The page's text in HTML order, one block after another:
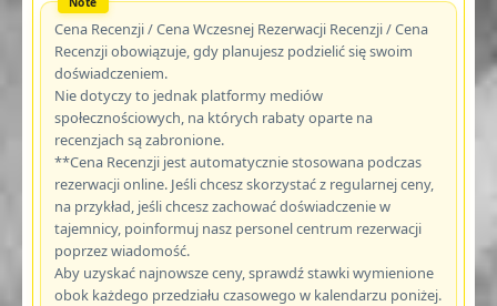
Cena Recenzji / Cena Wczesnej Rezerwacji Recenzji / Cena
Recenzji obowiązuje, gdy planujesz podzielić się swoim
doświadczeniem.
Nie dotyczy to jednak platformy mediów
społecznościowych, na których rabaty oparte na
recenzjach są zabronione.
**Cena Recenzji jest automatycznie stosowana podczas
rezerwacji online. Jeśli chcesz skorzystać z regularnej ceny,
na przykład, jeśli chcesz zachować doświadczenie w
tajemnicy, poinformuj nasz personel centrum rezerwacji
poprzez wiadomość.
Aby uzyskać najnowsze ceny, sprawdź stawki wymienione
obok każdego przedziału czasowego w kalendarzu poniżej.